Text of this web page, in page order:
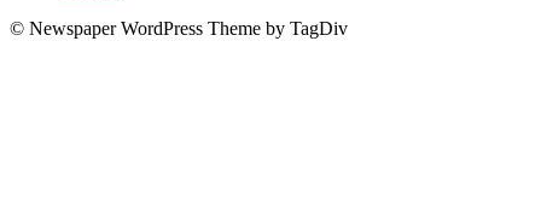
© Newspaper WordPress Theme by TagDiv